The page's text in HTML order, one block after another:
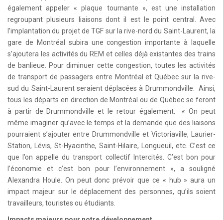
également appeler « plaque tournante », est une installation
regroupant plusieurs liaisons dont il est le point central. Avec
l’implantation du projet de TGF sur la rive-nord du Saint-Laurent, la
gare de Montréal subira une congestion importante à laquelle
s’ajoutera les activités du REM et celles déjà existantes des trains
de banlieue. Pour diminuer cette congestion, toutes les activités
de transport de passagers entre Montréal et Québec sur la rive-
sud du Saint-Laurent seraient déplacées à Drummondville. Ainsi,
tous les départs en direction de Montréal ou de Québec se feront
à partir de Drummondville et le retour également. « On peut
même imaginer qu’avec le temps et la demande que des liaisons
pourraient s’ajouter entre Drummondville et Victoriaville, Laurier-
Station, Lévis, St-Hyacinthe, Saint-Hilaire, Longueuil, etc. C’est ce
que l’on appelle du transport collectif Intercités. C’est bon pour
l’économie et c’est bon pour l’environnement », a souligné
Alexandra Houle. On peut donc prévoir que ce « hub » aura un
impact majeur sur le déplacement des personnes, qu’ils soient
travailleurs, touristes ou étudiants.